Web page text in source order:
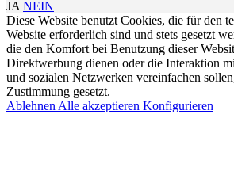
JA NEIN
Diese Website benutzt Cookies, die für den
Website erforderlich sind und stets gesetzt
die den Komfort bei Benutzung dieser
Direktwerbung dienen oder die Interaktion
und sozialen Netzwerken vereinfachen
Zustimmung gesetzt.
Ablehnen Alle akzeptieren Konfigurieren